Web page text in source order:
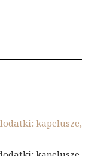
kapelusze,